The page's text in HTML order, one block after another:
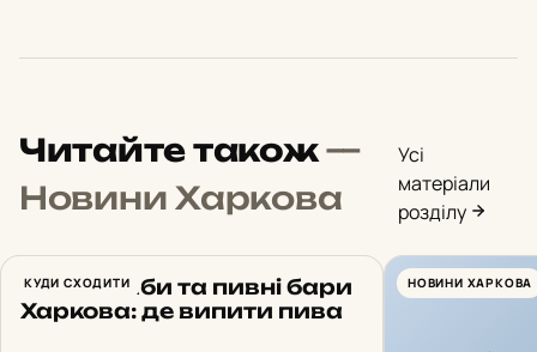
Читайте також—
Новини Харкова
Усі
матеріали
розділу
КУДИ СХОДИТИ
Топові паби та пивні бари
Харкова: де випити пива
НОВИНИ ХАРКОВА